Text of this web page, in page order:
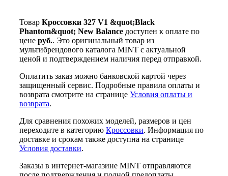
Товар Кроссовки 327 V1 &quot;Black
Phantom&quot; New Balance доступен к оплате по
цене руб.. Это оригинальный товар из
мультибрендового каталога MINT с актуальной
ценой и подтверждением наличия перед отправкой.
Оплатить заказ можно банковской картой через
защищенный сервис. Подробные правила оплаты и
возврата смотрите на странице Условия оплаты и
возврата.
Для сравнения похожих моделей, размеров и цен
переходите в категорию Кроссовки. Информация по
доставке и срокам также доступна на странице
Условия доставки.
Заказы в интернет-магазине MINT отправляются